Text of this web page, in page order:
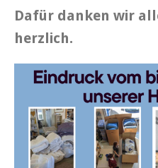
Dafür danken wir
herzlich.